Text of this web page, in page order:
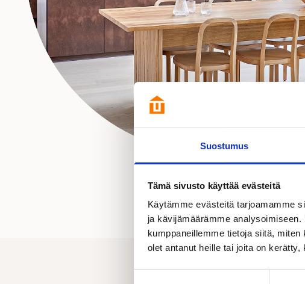
Suostumus
Tämä sivusto käyttää evästeitä
Käytämme evästeitä tarjoamamme
ja kävijämäärämme
kumppaneillemme tietoja siitä,
olet antanut heille tai joita on